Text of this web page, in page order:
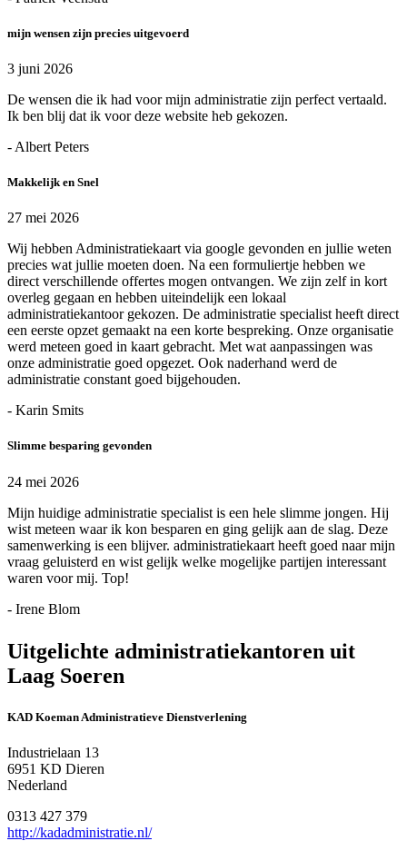
mijn wensen zijn precies uitgevoerd
3 juni 2026
De wensen die ik had voor mijn administratie zijn perfect vertaald.
Ik ben blij dat ik voor deze website heb gekozen.
- Albert Peters
Makkelijk en Snel
27 mei 2026
Wij hebben Administratiekaart via google gevonden en jullie weten
precies wat jullie moeten doen. Na een formuliertje hebben we
direct verschillende offertes mogen ontvangen. We zijn zelf in kort
overleg gegaan en hebben uiteindelijk een lokaal
administratiekantoor gekozen. De administratie specialist heeft direct
een eerste opzet gemaakt na een korte bespreking. Onze organisatie
werd meteen goed in kaart gebracht. Met wat aanpassingen was
onze administratie goed opgezet. Ook naderhand werd de
administratie constant goed bijgehouden.
- Karin Smits
Slimme besparing gevonden
24 mei 2026
Mijn huidige administratie specialist is een hele slimme jongen. Hij
wist meteen waar ik kon besparen en ging gelijk aan de slag. Deze
samenwerking is een blijver. administratiekaart heeft goed naar mijn
vraag geluisterd en wist gelijk welke mogelijke partijen interessant
waren voor mij. Top!
- Irene Blom
Uitgelichte administratiekantoren uit
Laag Soeren
KAD Koeman Administratieve Dienstverlening
Industrielaan 13
6951 KD Dieren
Nederland
0313 427 379
http://kadadministratie.nl/